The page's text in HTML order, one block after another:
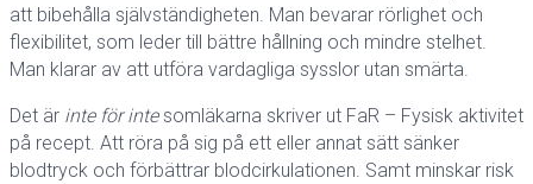
att bibehålla självständigheten. Man bevarar rörlighet och
flexibilitet, som leder till bättre hållning och mindre stelhet.
Man klarar av att utföra vardagliga sysslor utan smärta.
Det är inte för inte somläkarna skriver ut FaR – Fysisk aktivitet
på recept. Att röra på sig på ett eller annat sätt sänker
blodtryck och förbättrar blodcirkulationen. Samt minskar risk